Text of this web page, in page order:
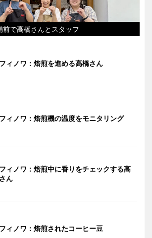
前で高橋さんとスタッフ
ィノワ：焙煎を進める高橋さん
ィノワ：焙煎機の温度をモニタリング
ィノワ：焙煎中に香りをチェックする高
ん
ィノワ：焙煎されたコーヒー豆